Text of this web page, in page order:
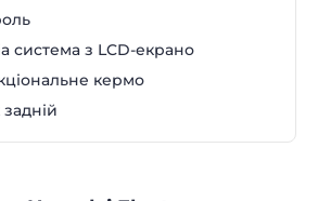
система з LCD-екрано
кермо